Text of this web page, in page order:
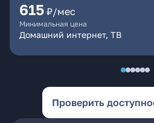
615 ₽/мес
Минимальная цена
Домашний интернет, ТВ
Проверить